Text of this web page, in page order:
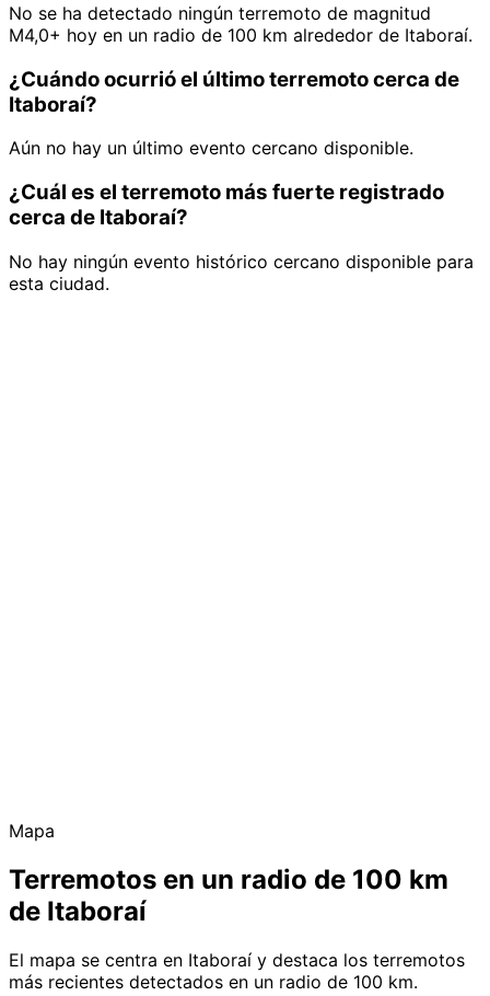
No se ha detectado ningún terremoto de magnitud
M4,0+ hoy en un radio de 100 km alrededor de Itaboraí.
¿Cuándo ocurrió el último terremoto cerca de
Itaboraí?
Aún no hay un último evento cercano disponible.
¿Cuál es el terremoto más fuerte registrado
cerca de Itaboraí?
No hay ningún evento histórico cercano disponible para
esta ciudad.
Mapa
Terremotos en un radio de 100 km
de Itaboraí
El mapa se centra en Itaboraí y destaca los terremotos
más recientes detectados en un radio de 100 km.